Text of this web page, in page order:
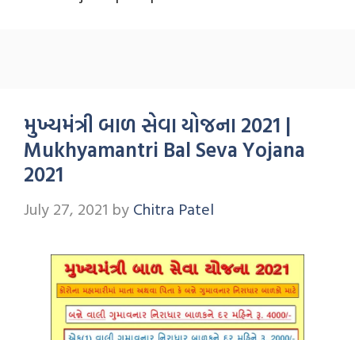
મુખ્યમંત્રી બાળ સેવા યોજના 2021 |
Mukhyamantri Bal Seva Yojana
2021
July 27, 2021 by Chitra Patel